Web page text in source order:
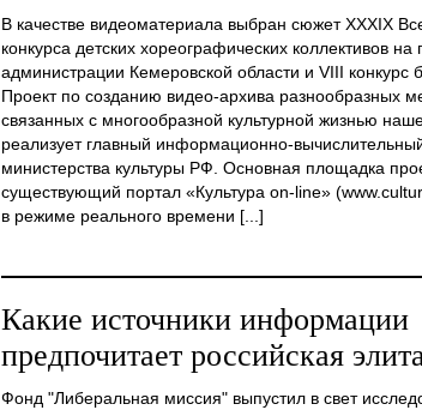
В качестве видеоматериала выбран сюжет XXXIX
конкурса детских хореографических коллективов на
администрации Кемеровской области и VIII конкурс
Проект по созданию видео-архива разнообразных
связанных с многообразной культурной жизнью
реализует главный информационно-
министерства культуры РФ. Основная площадка
существующий портал «Культура on-line»
в режиме реального времени [...]
Какие источники информации
предпочитает российская
Фонд "Либеральная миссия" выпустил в свет